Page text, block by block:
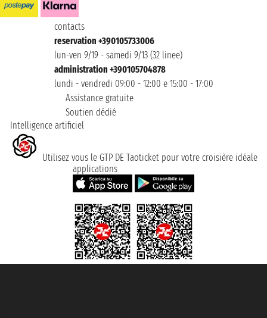
contacts
reservation +390105733006
lun-ven 9/19 - samedi 9/13 (32 linee)
administration +390105704878
lundi - vendredi 09:00 - 12:00 e 15:00 - 17:00
Assistance gratuite
Soutien dédié
Intelligence artificiel
Utilisez vous le GTP DE Taoticket pour votre croisière idéale
applications